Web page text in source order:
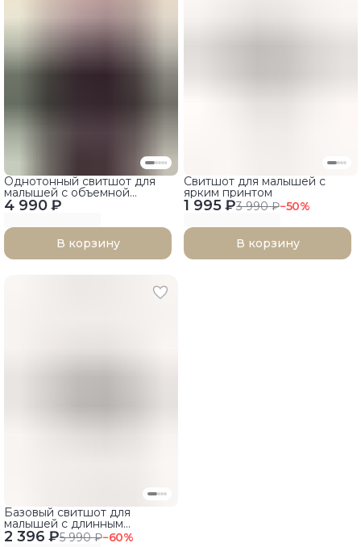
4 990 ₽
Однотонный свитшот для
малышей с объемной
аппликацией
В корзину
1 995 ₽3 990 ₽−50%
Свитшот для малышей с
ярким принтом
В корзину
2 396 ₽5 990 ₽−60%
Базовый свитшот для
малышей с длинным
рукавом